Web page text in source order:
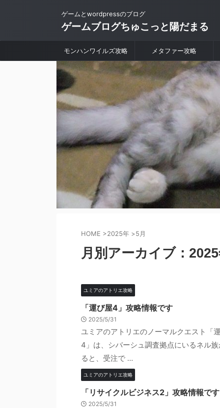
ゲームとwordpressのブログ
ゲームブログちゅこっと陽だまる
モンハンワイルズ攻略 メタファー攻略
HOME >2025年 >5月
月別アーカイブ：
ユミアのアトリエ攻略
「運び屋4」攻略情報です
2025/5/31
ユミアのアトリエのノーマルクエスト「
4」は、シバーシュ調査拠点にいるネル
ると、受注で ...
ユミアのアトリエ攻略
「リサイクルビジネス2」攻略情報です
2025/5/31